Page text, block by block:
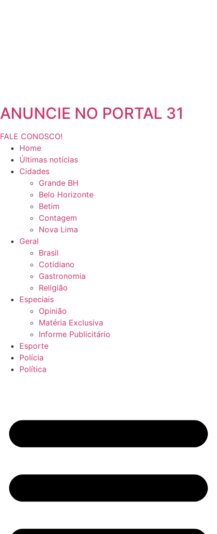
ANUNCIE NO PORTAL 31
FALE CONOSCO!
Home
Últimas notícias
Cidades
Grande BH
Belo Horizonte
Betim
Contagem
Nova Lima
Geral
Brasil
Cotidiano
Gastronomia
Religião
Especiais
Opinião
Matéria Exclusiva
Informe Publicitário
Esporte
Polícia
Política